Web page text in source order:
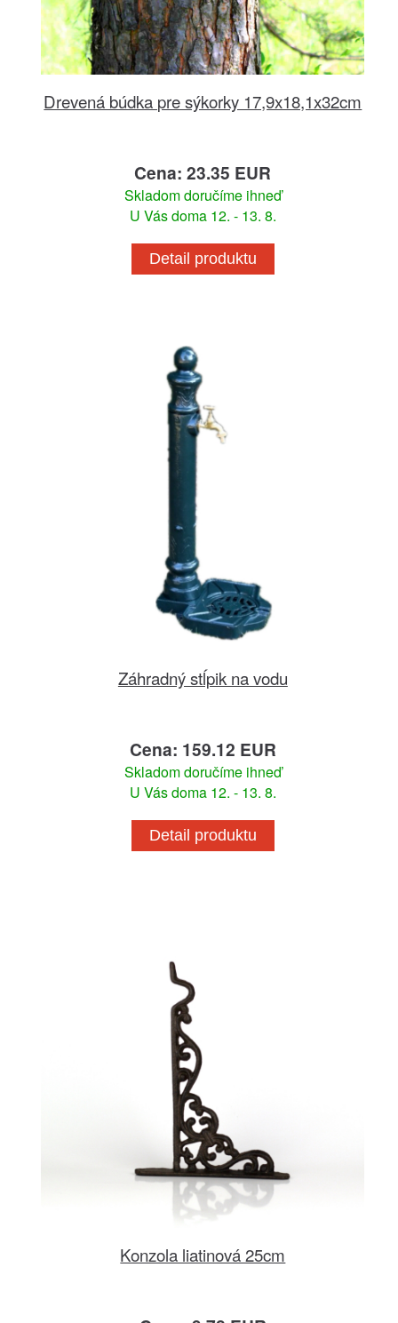
Drevená búdka pre sýkorky 17,9x18,1x32cm
Cena: 23.35 EUR
Skladom doručíme ihneď
U Vás doma 12. - 13. 8.
Detail produktu
Záhradný stĺpik na vodu
Cena: 159.12 EUR
Skladom doručíme ihneď
U Vás doma 12. - 13. 8.
Detail produktu
Konzola liatinová 25cm